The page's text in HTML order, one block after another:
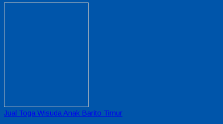
Jual Toga Wisuda Anak Barito Timur